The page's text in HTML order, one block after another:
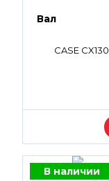
Вал
CASE CX130
В наличии